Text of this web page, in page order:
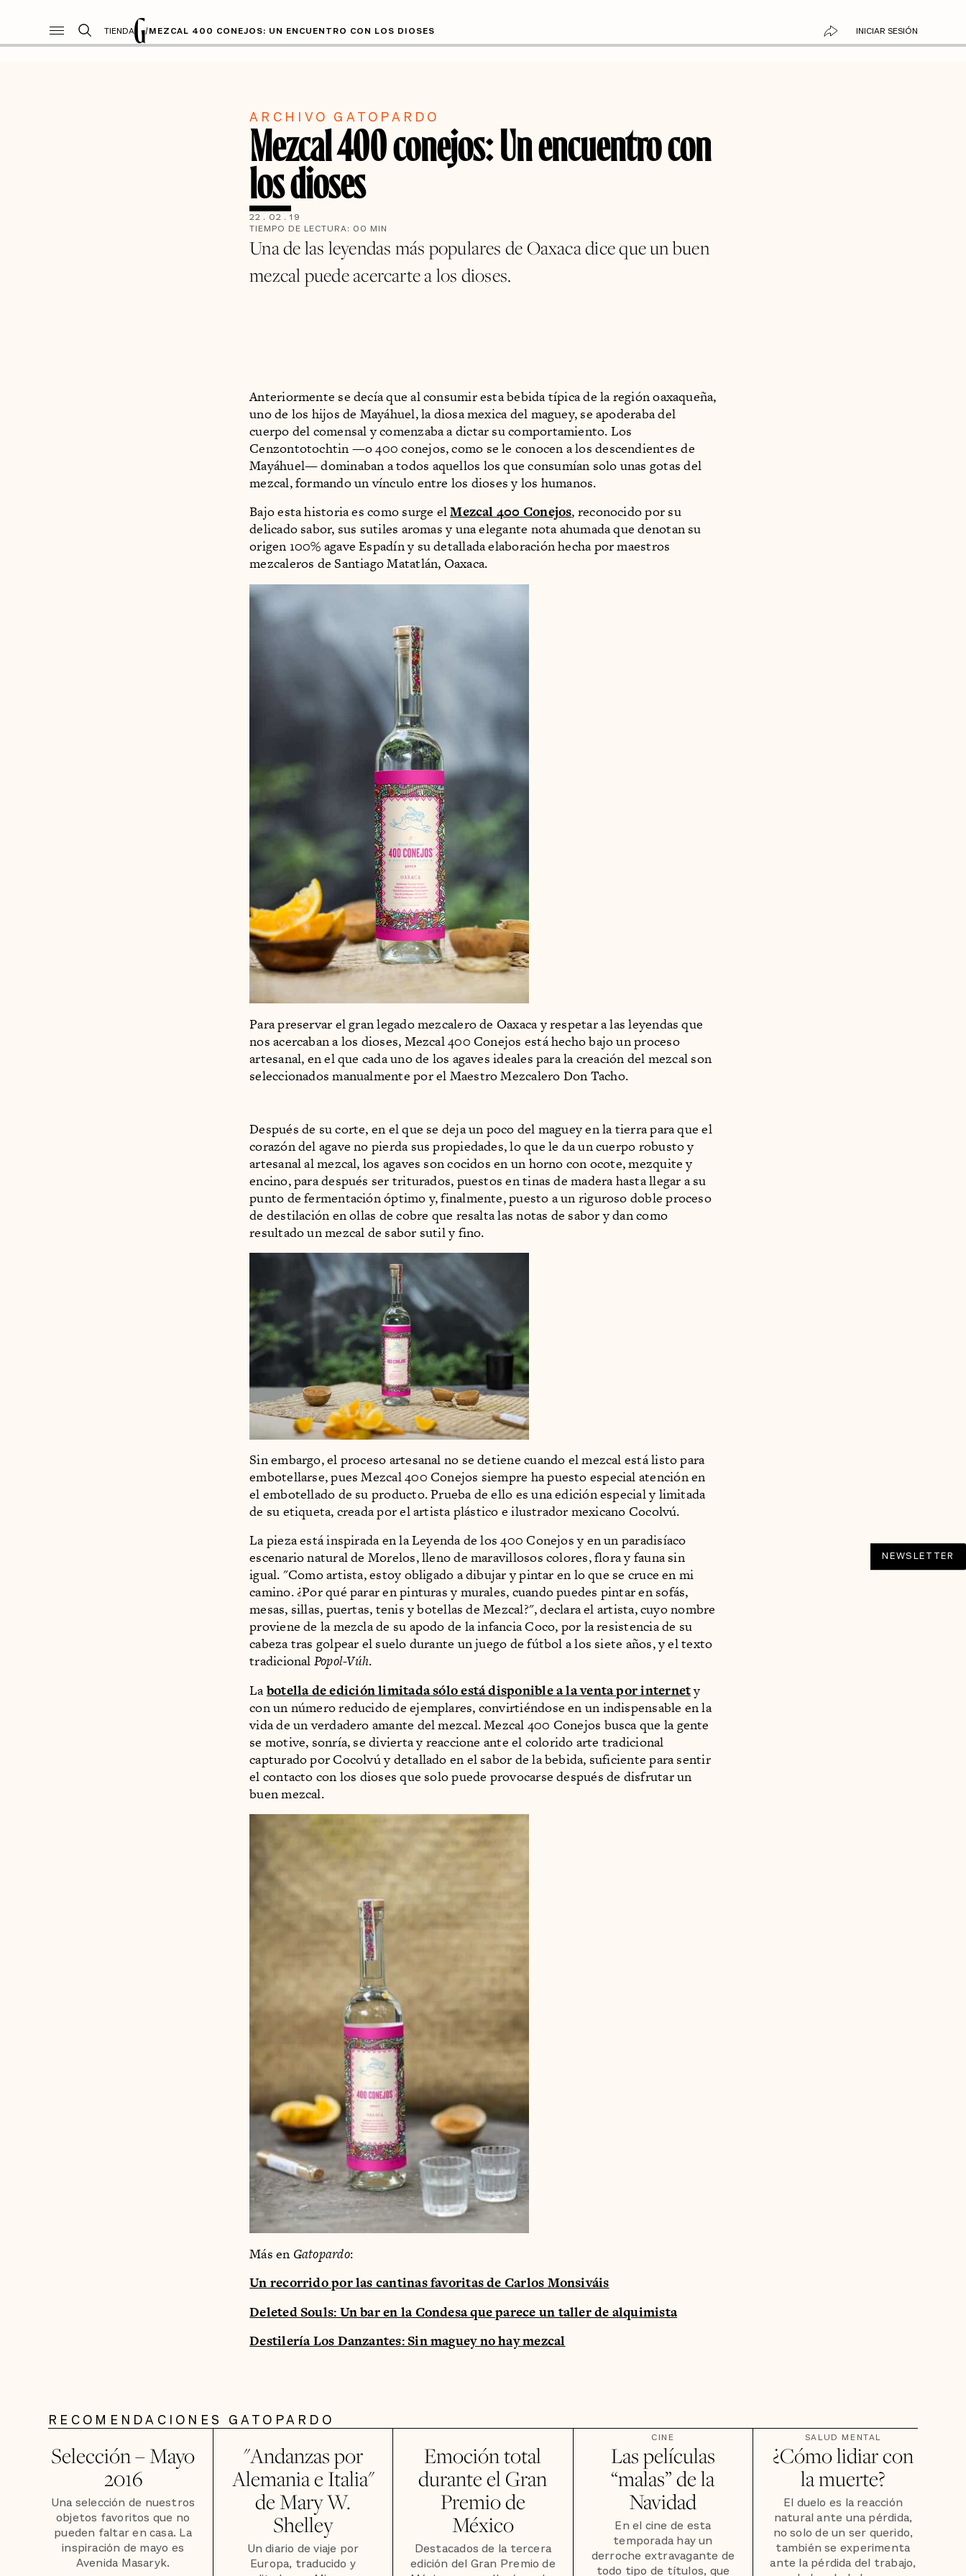
TIENDA /MEZCAL 400 CONEJOS: UN ENCUENTRO CON LOS DIOSES INICIAR SESIÓN
ARCHIVO GATOPARDO
Mezcal 400 conejos: Un encuentro con
los dioses
22 . 02 . 19
TIEMPO DE LECTURA: 00 MIN
Una de las leyendas más populares de Oaxaca dice que un buen
mezcal puede acercarte a los dioses.
Anteriormente se decía que al consumir esta bebida típica de la región oaxaqueña,
uno de los hijos de Mayáhuel, la diosa mexica del maguey, se apoderaba del
cuerpo del comensal y comenzaba a dictar su comportamiento. Los
Cenzontotochtin —o 400 conejos, como se le conocen a los descendientes de
Mayáhuel— dominaban a todos aquellos los que consumían solo unas gotas del
mezcal, formando un vínculo entre los dioses y los humanos.
Bajo esta historia es como surge elMezcal 400 Conejos, reconocido por su
delicado sabor, sus sutiles aromas y una elegante nota ahumada que denotan su
origen 100% agave Espadín y su detallada elaboración hecha por maestros
mezcaleros de Santiago Matatlán, Oaxaca.
Para preservar el gran legado mezcalero de Oaxaca y respetar a las leyendas que
nos acercaban a los dioses, Mezcal 400 Conejos está hecho bajo un proceso
artesanal, en el que cada uno de los agaves ideales para la creación del mezcal son
seleccionados manualmente por el Maestro Mezcalero Don Tacho.
Después de su corte, en el que se deja un poco del maguey en la tierra para que el
corazón del agave no pierda sus propiedades, lo que le da un cuerpo robusto y
artesanal al mezcal, los agaves son cocidos en un horno con ocote, mezquite y
encino, para después ser triturados, puestos en tinas de madera hasta llegar a su
punto de fermentación óptimo y, finalmente, puesto a un riguroso doble proceso
de destilación en ollas de cobre que resalta las notas de sabor y dan como
resultado un mezcal de sabor sutil y fino.
Sin embargo, el proceso artesanal no se detiene cuando el mezcal está listo para
embotellarse, pues Mezcal 400 Conejos siempre ha puesto especial atención en
el embotellado de su producto. Prueba de ello es una edición especial y limitada
de su etiqueta, creada por el artista plástico e ilustrador mexicano Cocolvú.
La pieza está inspirada en la Leyenda de los 400 Conejos y en un paradisíaco
escenario natural de Morelos, lleno de maravillosos colores, flora y fauna sin
igual. "Como artista, estoy obligado a dibujar y pintar en lo que se cruce en mi
camino. ¿Por qué parar en pinturas y murales, cuando puedes pintar en sofás,
mesas, sillas, puertas, tenis y botellas de Mezcal?", declara el artista, cuyo nombre
proviene de la mezcla de su apodo de la infancia Coco, por la resistencia de su
cabeza tras golpear el suelo durante un juego de fútbol a los siete años, y el texto
tradicional Popol-Vúh.
Labotella de edición limitada sólo está disponible a la venta por internety
con un número reducido de ejemplares, convirtiéndose en un indispensable en la
vida de un verdadero amante del mezcal. Mezcal 400 Conejos busca que la gente
se motive, sonría, se divierta y reaccione ante el colorido arte tradicional
capturado por Cocolvú y detallado en el sabor de la bebida, suficiente para sentir
el contacto con los dioses que solo puede provocarse después de disfrutar un
buen mezcal.
Más en Gatopardo:
Un recorrido por las cantinas favoritas de Carlos Monsiváis
Deleted Souls: Un bar en la Condesa que parece un taller de alquimista
Destilería Los Danzantes: Sin maguey no hay mezcal
NEWSLETTER
RECOMENDACIONES GATOPARDO
Selección – Mayo
2016
Una selección de nuestros
objetos favoritos que no
pueden faltar en casa. La
inspiración de mayo es
Avenida Masaryk.
"Andanzas por
Alemania e Italia"
de Mary W.
Shelley
Un diario de viaje por
Europa, traducido y
Emoción total
durante el Gran
Premio de
México
Destacados de la tercera
edición del Gran Premio de
CINE
Las películas
“malas” de la
Navidad
En el cine de esta
temporada hay un
derroche extravagante de
todo tipo de títulos, que
SALUD MENTAL
¿Cómo lidiar con
la muerte?
El duelo es la reacción
natural ante una pérdida,
no solo de un ser querido,
también se experimenta
ante la pérdida del trabajo,